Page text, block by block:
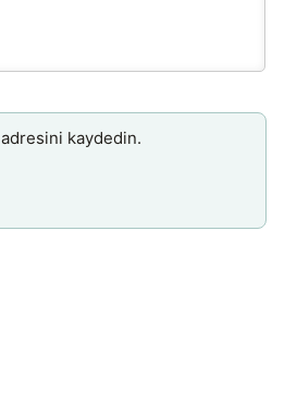
kaydedin.